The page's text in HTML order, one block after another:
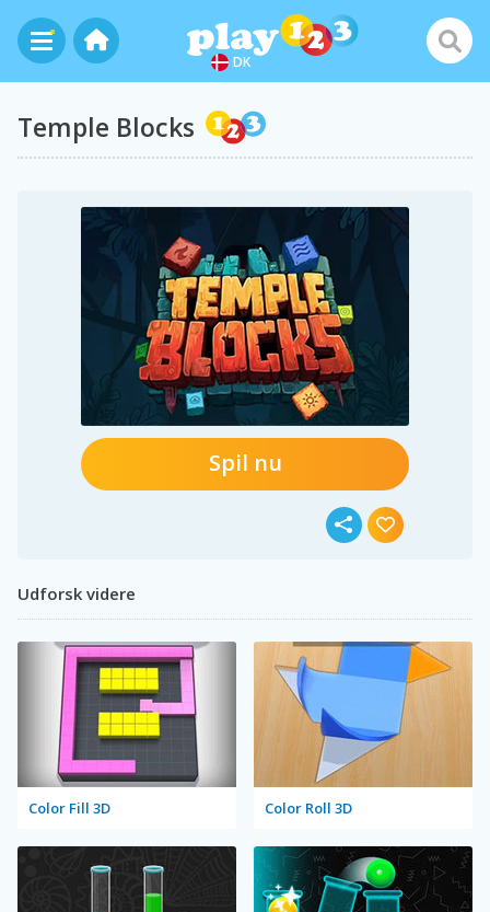
DK
Temple Blocks
Spil nu
Udforsk videre
Color Fill 3D Color Roll 3D